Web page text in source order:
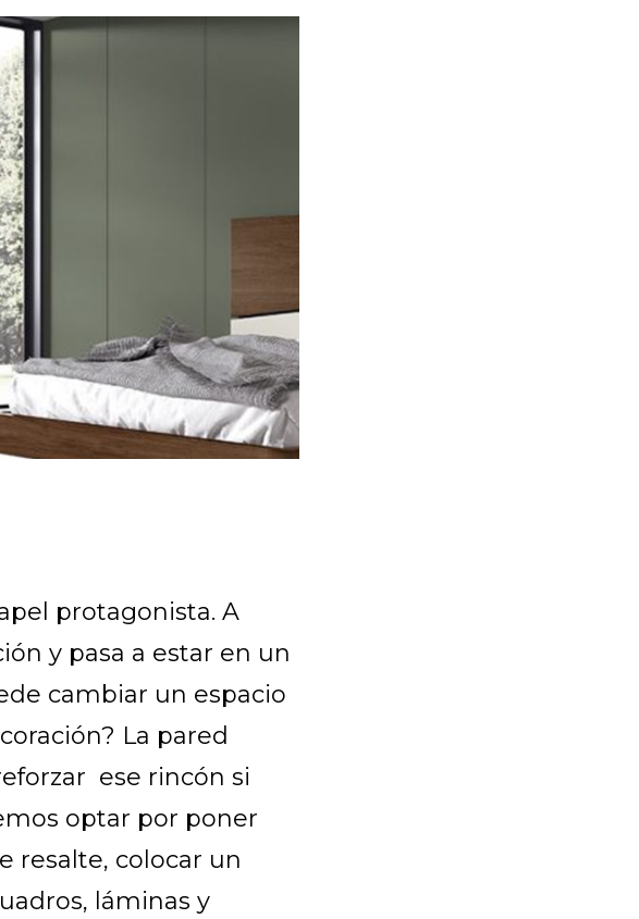
protagonista. A
y pasa a estar en un
cambiar un espacio
La pared
ese rincón si
optar por poner
resalte, colocar un
láminas y